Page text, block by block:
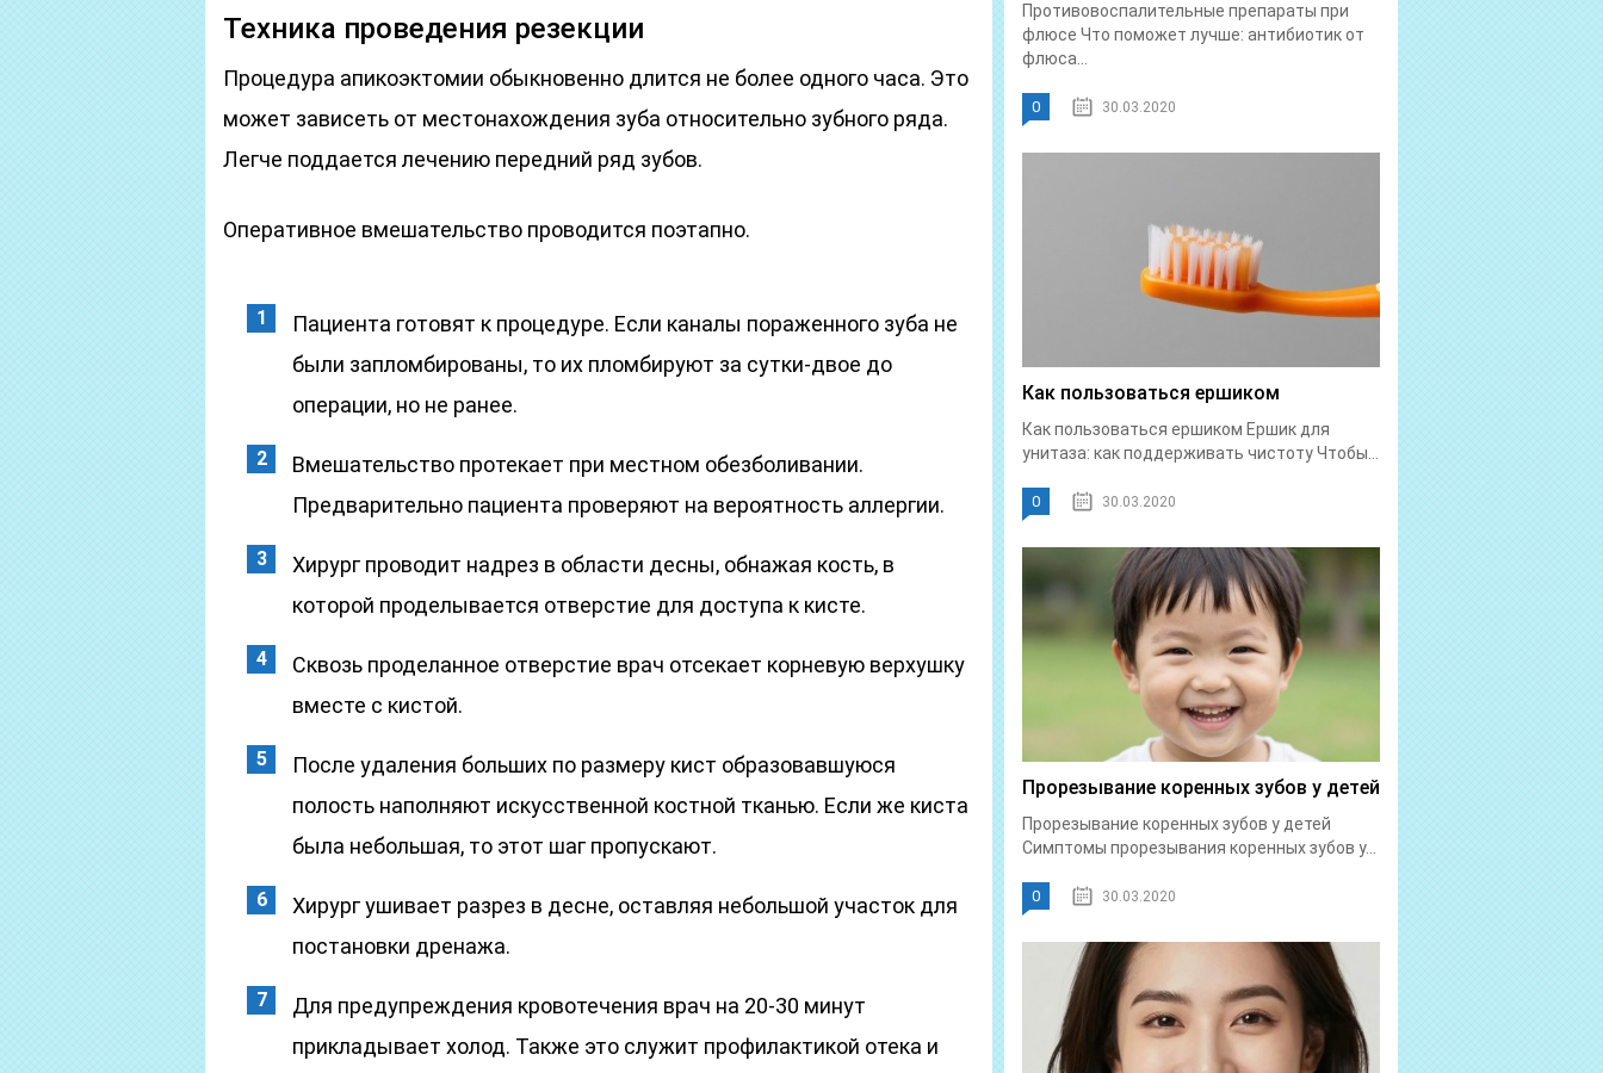
Техника проведения резекции
Процедура апикоэктомии обыкновенно длится не более одного часа. Это
может зависеть от местонахождения зуба относительно зубного ряда.
Легче поддается лечению передний ряд зубов.
Оперативное вмешательство проводится поэтапно.
Пациента готовят к процедуре. Если каналы пораженного зуба не
были запломбированы, то их пломбируют за сутки-двое до
операции, но не ранее.
Вмешательство протекает при местном обезболивании.
Предварительно пациента проверяют на вероятность аллергии.
Хирург проводит надрез в области десны, обнажая кость, в
которой проделывается отверстие для доступа к кисте.
Сквозь проделанное отверстие врач отсекает корневую верхушку
вместе с кистой.
После удаления больших по размеру кист образовавшуюся
полость наполняют искусственной костной тканью. Если же киста
была небольшая, то этот шаг пропускают.
Хирург ушивает разрез в десне, оставляя небольшой участок для
постановки дренажа.
Для предупреждения кровотечения врач на 20-30 минут
прикладывает холод. Также это служит профилактикой отека и
Противовоспалительные препараты при
флюсе Что поможет лучше: антибиотик от
флюса...
0 30.03.2020
Как пользоваться ершиком
Как пользоваться ершиком Ершик для
унитаза: как поддерживать чистоту Чтобы...
0 30.03.2020
Прорезывание коренных зубов у детей
Прорезывание коренных зубов у детей
Симптомы прорезывания коренных зубов у...
0 30.03.2020